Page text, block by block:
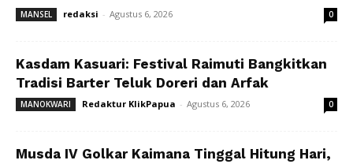
MANSEL redaksi - Agustus 6, 2026 0
Kasdam Kasuari: Festival Raimuti Bangkitkan
Tradisi Barter Teluk Doreri dan Arfak
MANOKWARI Redaktur KlikPapua - Agustus 6, 2026 0
Musda IV Golkar Kaimana Tinggal Hitung Hari,